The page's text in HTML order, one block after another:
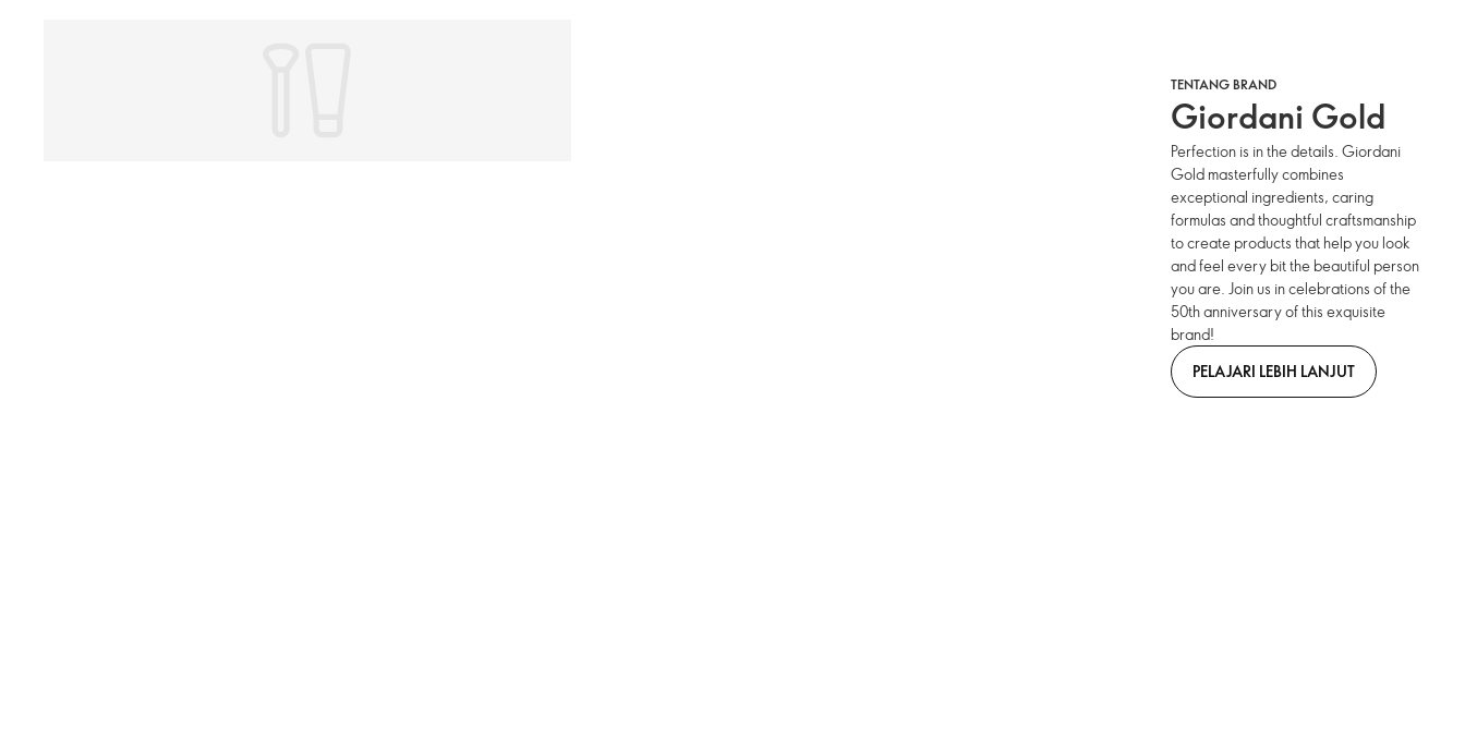
TENTANG BRAND
Giordani Gold
Perfection is in the details. Giordani
Gold masterfully combines
exceptional ingredients, caring
formulas and thoughtful craftsmanship
to create products that help you look
and feel every bit the beautiful person
you are. Join us in celebrations of the
50th anniversary of this exquisite
brand!
PELAJARI LEBIH LANJUT